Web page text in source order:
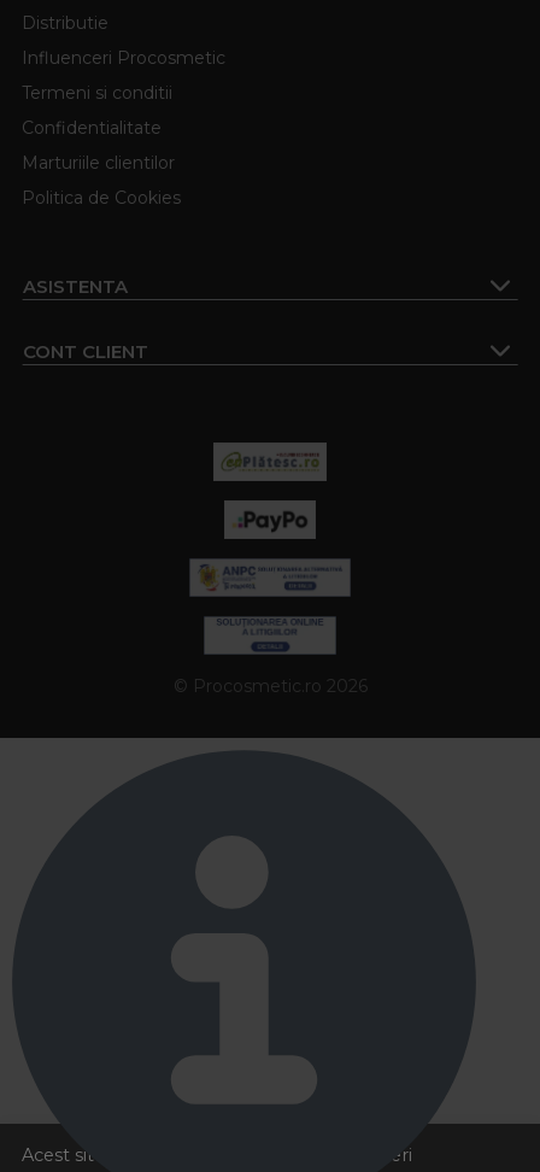
Acest site foloseste cookies pentru a va oferi
Distributie
Influenceri Procosmetic
Termeni si conditii
Confidentialitate
Marturiile clientilor
Politica de Cookies
ASISTENTA
CONT CLIENT
© Procosmetic.ro 2026